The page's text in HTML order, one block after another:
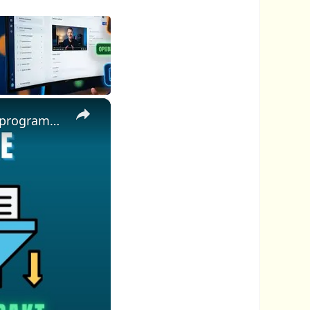
×
📦 Jak Bezpłatnie Rozpakować Pliki EXE Online │ Bez Instalacji Oprogramowania